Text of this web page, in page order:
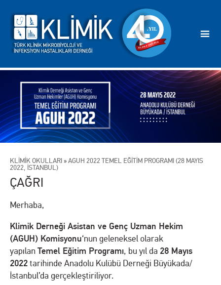
KLİMİK OKULLARI »AGUH 2022 TEMEL EĞİTİM PROGRAMI (28 MAYIS
2022, İSTANBUL)
ÇAĞRI
Merhaba,
Klimik Derneği Asistan ve Genç Uzman Hekim
(AGUH) Komisyonu‘nun geleneksel olarak
yapılan Temel Eğitim Programı, bu yıl da 28 Mayıs
2022tarihinde Anadolu Kulübü Derneği Büyükada/
İstanbul’da gerçekleştiriliyor.